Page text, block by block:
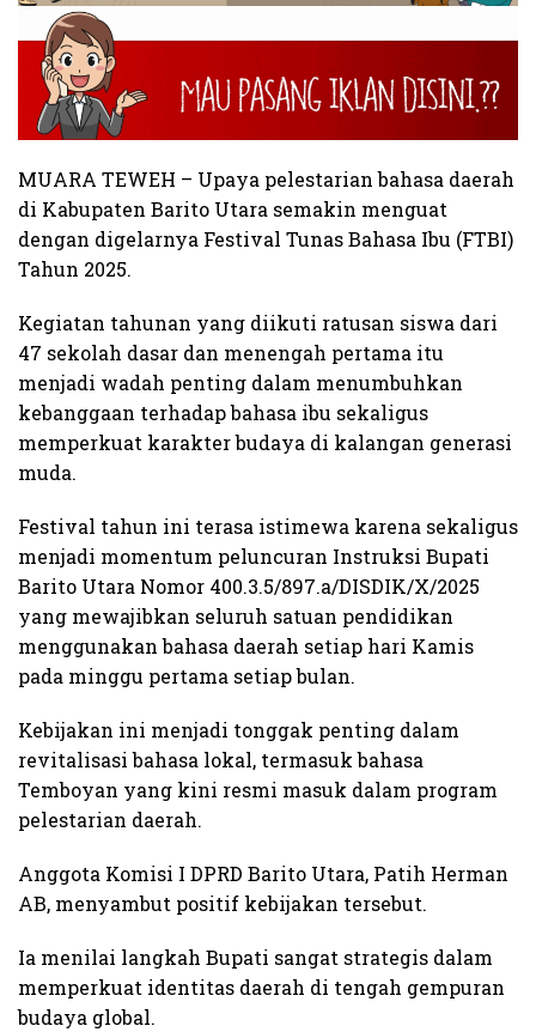
MUARA TEWEH – Upaya pelestarian bahasa daerah
di Kabupaten Barito Utara semakin menguat
dengan digelarnya Festival Tunas Bahasa Ibu (FTBI)
Tahun 2025.
Kegiatan tahunan yang diikuti ratusan siswa dari
47 sekolah dasar dan menengah pertama itu
menjadi wadah penting dalam menumbuhkan
kebanggaan terhadap bahasa ibu sekaligus
memperkuat karakter budaya di kalangan generasi
muda.
Festival tahun ini terasa istimewa karena sekaligus
menjadi momentum peluncuran Instruksi Bupati
Barito Utara Nomor 400.3.5/897.a/DISDIK/X/2025
yang mewajibkan seluruh satuan pendidikan
menggunakan bahasa daerah setiap hari Kamis
pada minggu pertama setiap bulan.
Kebijakan ini menjadi tonggak penting dalam
revitalisasi bahasa lokal, termasuk bahasa
Temboyan yang kini resmi masuk dalam program
pelestarian daerah.
Anggota Komisi I DPRD Barito Utara, Patih Herman
AB, menyambut positif kebijakan tersebut.
Ia menilai langkah Bupati sangat strategis dalam
memperkuat identitas daerah di tengah gempuran
budaya global.